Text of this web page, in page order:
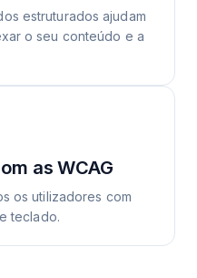
estruturados ajudam
o seu conteúdo e a
as WCAG
os utilizadores com
teclado.